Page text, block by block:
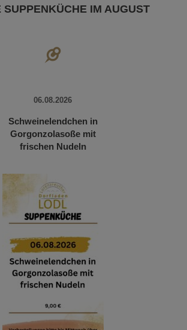
SUPPENKÜCHE IM AUGUST
06.08.2026
Schweinelendchen in
Gorgonzolasoße mit
frischen Nudeln